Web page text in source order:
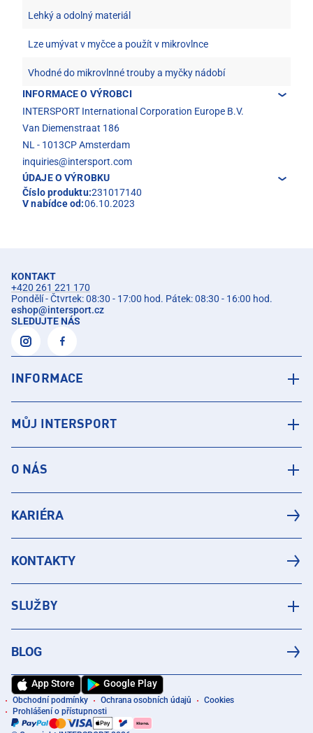
Lehký a odolný materiál
Lze umývat v myčce a použít v mikrovlnce
Vhodné do mikrovlnné trouby a myčky nádobí
INFORMACE O VÝROBCI
INTERSPORT International Corporation Europe B.V.
Van Diemenstraat 186
NL - 1013CP Amsterdam
inquiries@intersport.com
ÚDAJE O VÝROBKU
Číslo produktu:231017140
V nabídce od:06.10.2023
KONTAKT
+420 261 221 170
Pondělí - Čtvrtek: 08:30 - 17:00 hod. Pátek: 08:30 - 16:00 hod.
eshop@intersport.cz
SLEDUJTE NÁS
INFORMACE
MŮJ INTERSPORT
O NÁS
KARIÉRA
KONTAKTY
SLUŽBY
BLOG
App Store Google Play
Obchodní podmínky Ochrana osobních údajů
Cookies
Prohlášení o přístupnosti